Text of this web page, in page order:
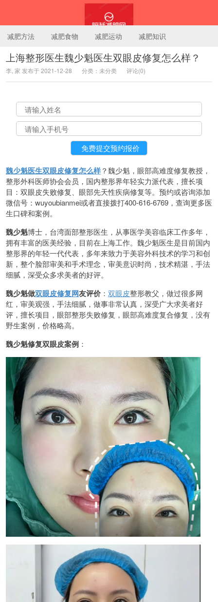
陪我减肥网
减肥方法 减肥食物 减肥运动 减肥知识
上海整形医生魏少魁医生双眼皮修复怎么样？
李, 家 发布于 2021-12-28 分类：未分类 评论(0)
魏少魁医生双眼皮修复怎么样？魏少魁，眼部高难度修复教授，
整形外科医师协会会员，国内整形界年轻实力派代表，擅长项
目：双眼皮失败修复、眼部先天性疾病修复等。预约或咨询添加
微信号：wuyoubianmei或者直接拨打400-616-6769，查询更多医
生口碑和案例。
魏少魁博士，台湾面部整形医生，从事医学美容临床工作多年，
拥有丰富的医美经验，目前在上海工作。魏少魁医生是目前国内
整形界的年轻一代代表，多年来致力于美容外科技术的学习和创
新，整个脸部审美和手术理念，审美意识时尚，技术精湛，手法
细腻，深受众多求美者的好评。
魏少魁做双眼皮修复网友评价 ： 双眼皮整形教父，做过很多网
红，审美观强，手法细腻，做事非常认真，深受广大求美者好
评，擅长项目，眼部整形失败修复，眼部高难度复合修复，没有
野生案例，价格略高。
魏少魁修复双眼皮案例 ：